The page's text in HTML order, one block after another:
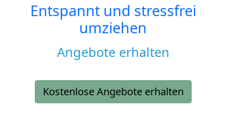
Entspannt und stressfrei
umziehen
Angebote erhalten
Kostenlose Angebote erhalten